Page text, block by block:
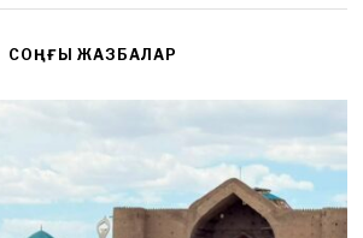
СОҢҒЫ ЖАЗБАЛАР